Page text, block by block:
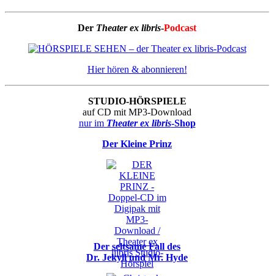
Der Theater ex libris-Podcast
Hier hören & abonnieren!
STUDIO-HÖRSPIELE
auf CD mit MP3-Download
nur imTheater ex libris-Shop
Der Kleine Prinz
Der seltsame Fall des
Dr. Jekyll und Mr. Hyde